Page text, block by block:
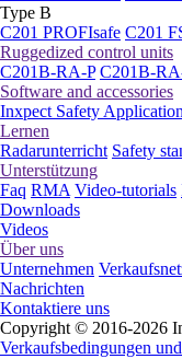
Type B
C201 PROFIsafe C201
Ruggedized control units
C201B-RA-P C201B-
Software and accessories
Inxpect Safety Application
Lernen
Radarunterricht Safety
Unterstützung
Faq RMA Video-tutorials
Downloads
Videos
Über uns
Unternehmen
Nachrichten
Kontaktiere uns
Copyright © 2016-2026
Verkaufsbedingungen